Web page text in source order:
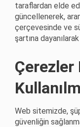
taraflardan elde
güncellenerek,
çerçevesinde ve
şartına
Çerezler
Web sitemizde,
güvenliğin